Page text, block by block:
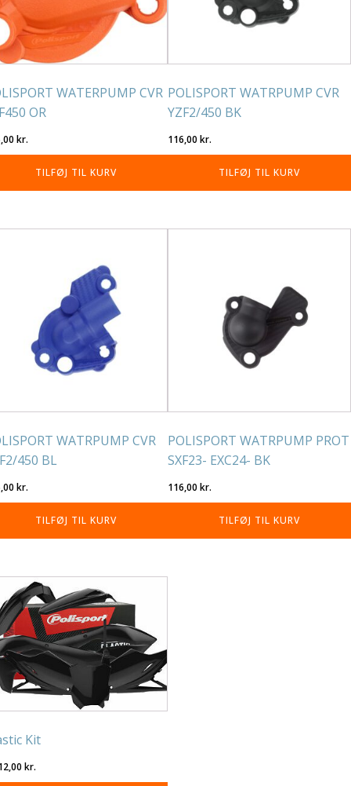
WATERPUMP CVR
OR
kr.
TILFØJ TIL KURV
POLISPORT WATRPUMP CVR
YZF2/450 BK
116,00kr.
TILFØJ TIL KURV
WATRPUMP CVR
450 BL
kr.
TILFØJ TIL KURV
POLISPORT WATRPUMP PROT
SXF23- EXC24- BK
116,00kr.
TILFØJ TIL KURV
Kit
kr.